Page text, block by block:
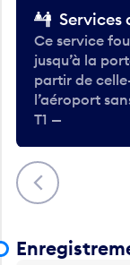
Précédent
Services
Ce service
jusqu’à la
partir de
l’aéroport
T1 —